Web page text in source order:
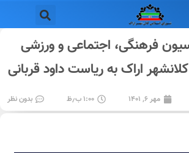
فرهنگی، اجتماعی و ورزشی
اراک به ریاست داود قربانی
مهر ۶, ۱۴۰۱ ۱:۰۰ ب٫ظ بدون نظر